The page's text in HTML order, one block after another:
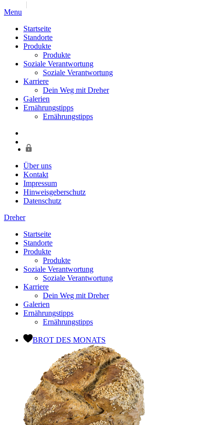
Jump to navigation
Menu
Startseite
Standorte
Produkte
Produkte
Soziale Verantwortung
Soziale Verantwortung
Karriere
Dein Weg mit Dreher
Galerien
Ernährungstipps
Ernährungstipps
Über uns
Kontakt
Impressum
Hinweisgeberschutz
Datenschutz
Dreher
Startseite
Standorte
Produkte
Produkte
Soziale Verantwortung
Soziale Verantwortung
Karriere
Dein Weg mit Dreher
Galerien
Ernährungstipps
Ernährungstipps
BROT DES MONATS